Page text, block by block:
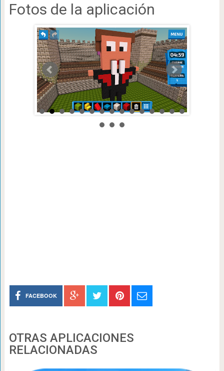
Fotos de la aplicación
FACEBOOK
OTRAS APLICACIONES
RELACIONADAS